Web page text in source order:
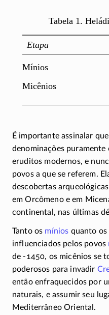
Tabela 1.
Etapa
Mínios
Micênios
É importante assinalar
denominações puramente
eruditos modernos, e
povos a que se referem.
descobertas
em Orcômeno e em
continental, nas últimas
Tanto os mínios quanto
influenciados pelos povos
de -1450, os micênios se
poderosos para invadir
então enfraquecidos por
naturais, e assumir seu
Mediterrâneo Oriental.